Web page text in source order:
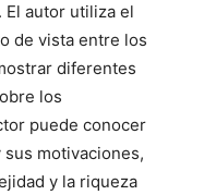
autor utiliza el
de vista entre los
diferentes
los
puede conocer
motivaciones,
y la riqueza